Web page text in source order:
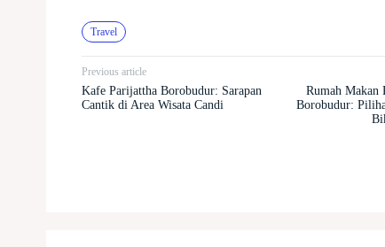
Travel
Previous article
Kafe Parijattha Borobudur: Sarapan
Cantik di Area Wisata Candi
Rumah Makan
Borobudur: